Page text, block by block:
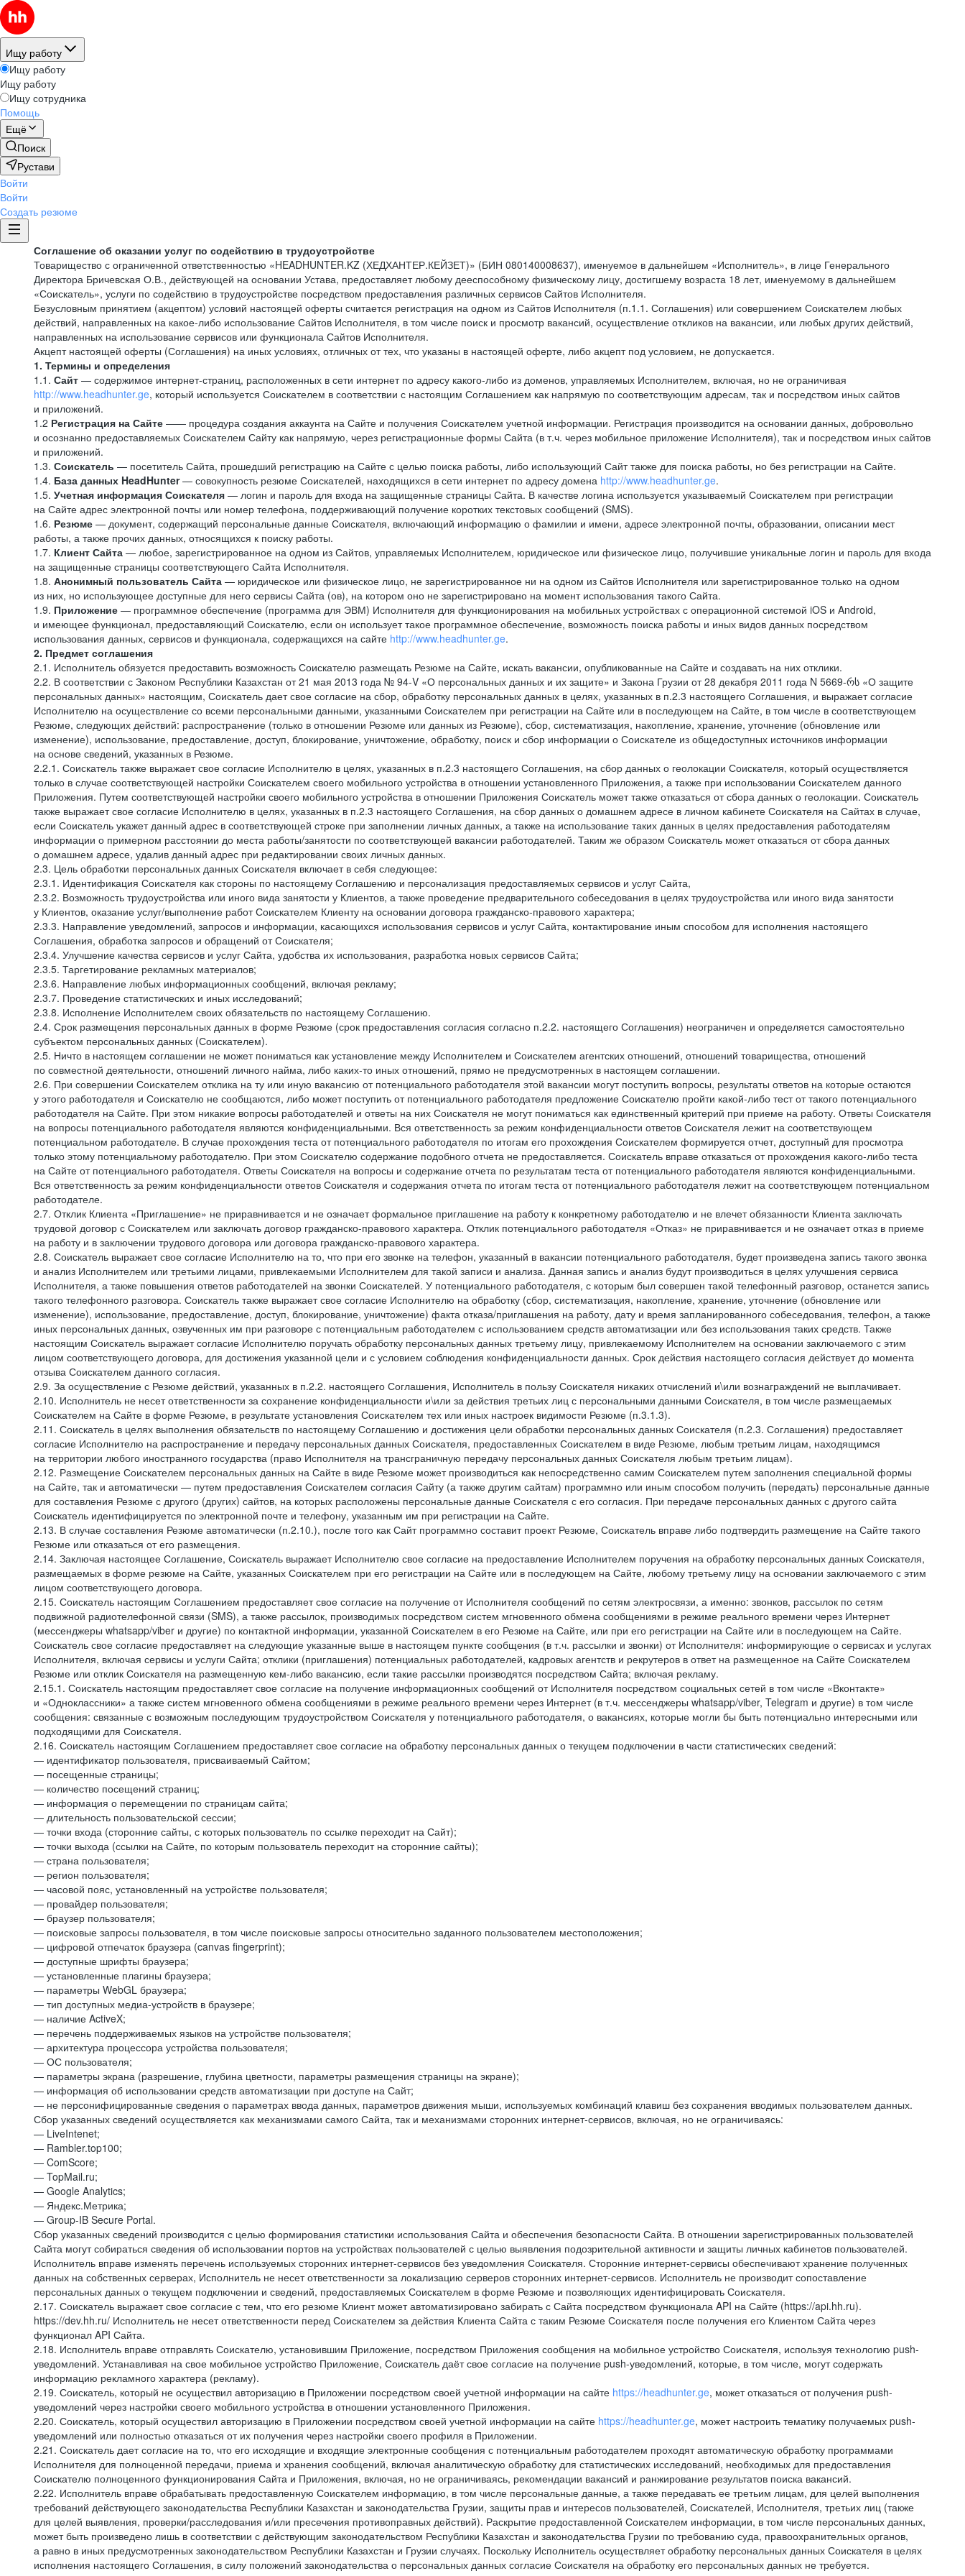
Ищу работу
Ищу работу
Ищу работу
Ищу сотрудника
Помощь
Ещё
Поиск
Рустави
Войти
Войти
Создать резюме
Соглашение об оказании услуг по содействию в трудоустройстве
Товарищество с ограниченной ответственностью «HEADHUNTER.KZ (ХЕДХАНТЕР.КЕЙЗЕТ)» (БИН 080140008637), именуемое в дальнейшем «Исполнитель», в лице Генерального
Директора Бричевская О.В., действующей на основании Устава, предоставляет любому дееспособному физическому лицу, достигшему возраста 18 лет, именуемому в дальнейшем
«Соискатель», услуги по содействию в трудоустройстве посредством предоставления различных сервисов Сайтов Исполнителя.
Безусловным принятием (акцептом) условий настоящей оферты считается регистрация на одном из Сайтов Исполнителя (п.1.1. Соглашения) или совершением Соискателем любых
действий, направленных на какое-либо использование Сайтов Исполнителя, в том числе поиск и просмотр вакансий, осуществление откликов на вакансии, или любых других действий,
направленных на использование сервисов или функционала Сайтов Исполнителя.
Акцепт настоящей оферты (Соглашения) на иных условиях, отличных от тех, что указаны в настоящей оферте, либо акцепт под условием, не допускается.
1. Термины и определения
1.1. Сайт — содержимое интернет-страниц, расположенных в сети интернет по адресу какого-либо из доменов, управляемых Исполнителем, включая, но не ограничивая
http://www.headhunter.ge, который используется Соискателем в соответствии с настоящим Соглашением как напрямую по соответствующим адресам, так и посредством иных сайтов
и приложений.
1.2 Регистрация на Сайте —— процедура создания аккаунта на Сайте и получения Соискателем учетной информации. Регистрация производится на основании данных, добровольно
и осознанно предоставляемых Соискателем Сайту как напрямую, через регистрационные формы Сайта (в т.ч. через мобильное приложение Исполнителя), так и посредством иных сайтов
и приложений.
1.3. Соискатель — посетитель Сайта, прошедший регистрацию на Сайте с целью поиска работы, либо использующий Сайт также для поиска работы, но без регистрации на Сайте.
1.4. База данных HeadHunter— совокупность резюме Соискателей, находящихся в сети интернет по адресу домена http://www.headhunter.ge.
1.5. Учетная информация Соискателя — логин и пароль для входа на защищенные страницы Сайта. В качестве логина используется указываемый Соискателем при регистрации
на Сайте адрес электронной почты или номер телефона, поддерживающий получение коротких текстовых сообщений (SMS).
1.6. Резюме — документ, содержащий персональные данные Соискателя, включающий информацию о фамилии и имени, адресе электронной почты, образовании, описании мест
работы, а также прочих данных, относящихся к поиску работы.
1.7. Клиент Сайта — любое, зарегистрированное на одном из Сайтов, управляемых Исполнителем, юридическое или физическое лицо, получившие уникальные логин и пароль для входа
на защищенные страницы соответствующего Сайта Исполнителя.
1.8. Анонимный пользователь Сайта — юридическое или физическое лицо, не зарегистрированное ни на одном из Сайтов Исполнителя или зарегистрированное только на одном
из них, но использующее доступные для него сервисы Сайта (ов), на котором оно не зарегистрировано на момент использования такого Сайта.
1.9. Приложение — программное обеспечение (программа для ЭВМ) Исполнителя для функционирования на мобильных устройствах с операционной системой iOS и Android,
и имеющее функционал, предоставляющий Соискателю, если он использует такое программное обеспечение, возможность поиска работы и иных видов данных посредством
использования данных, сервисов и функционала, содержащихся на сайте http://www.headhunter.ge.
2. Предмет соглашения
2.1. Исполнитель обязуется предоставить возможность Соискателю размещать Резюме на Сайте, искать вакансии, опубликованные на Сайте и создавать на них отклики.
2.2. В соответствии с Законом Республики Казахстан от 21 мая 2013 года № 94-V «О персональных данных и их защите» и Закона Грузии от 28 декабря 2011 года N 5669-რს «О защите
персональных данных» настоящим, Соискатель дает свое согласие на сбор, обработку персональных данных в целях, указанных в п.2.3 настоящего Соглашения, и выражает согласие
Исполнителю на осуществление со всеми персональными данными, указанными Соискателем при регистрации на Сайте или в последующем на Сайте, в том числе в соответствующем
Резюме, следующих действий: распространение (только в отношении Резюме или данных из Резюме), сбор, систематизация, накопление, хранение, уточнение (обновление или
изменение), использование, предоставление, доступ, блокирование, уничтожение, обработку, поиск и сбор информации о Соискателе из общедоступных источников информации
на основе сведений, указанных в Резюме.
2.2.1. Соискатель также выражает свое согласие Исполнителю в целях, указанных в п.2.3 настоящего Соглашения, на сбор данных о геолокации Соискателя, который осуществляется
только в случае соответствующей настройки Соискателем своего мобильного устройства в отношении установленного Приложения, а также при использовании Соискателем данного
Приложения. Путем соответствующей настройки своего мобильного устройства в отношении Приложения Соискатель может также отказаться от сбора данных о геолокации. Соискатель
также выражает свое согласие Исполнителю в целях, указанных в п.2.3 настоящего Соглашения, на сбор данных о домашнем адресе в личном кабинете Соискателя на Сайтах в случае,
если Соискатель укажет данный адрес в соответствующей строке при заполнении личных данных, а также на использование таких данных в целях предоставления работодателям
информации о примерном расстоянии до места работы/занятости по соответствующей вакансии работодателей. Таким же образом Соискатель может отказаться от сбора данных
о домашнем адресе, удалив данный адрес при редактировании своих личных данных.
2.3. Цель обработки персональных данных Соискателя включает в себя следующее:
2.3.1. Идентификация Соискателя как стороны по настоящему Соглашению и персонализация предоставляемых сервисов и услуг Сайта,
2.3.2. Возможность трудоустройства или иного вида занятости у Клиентов, а также проведение предварительного собеседования в целях трудоустройства или иного вида занятости
у Клиентов, оказание услуг/выполнение работ Соискателем Клиенту на основании договора гражданско-правового характера;
2.3.3. Направление уведомлений, запросов и информации, касающихся использования сервисов и услуг Сайта, контактирование иным способом для исполнения настоящего
Соглашения, обработка запросов и обращений от Соискателя;
2.3.4. Улучшение качества сервисов и услуг Сайта, удобства их использования, разработка новых сервисов Сайта;
2.3.5. Таргетирование рекламных материалов;
2.3.6. Направление любых информационных сообщений, включая рекламу;
2.3.7. Проведение статистических и иных исследований;
2.3.8. Исполнение Исполнителем своих обязательств по настоящему Соглашению.
2.4. Срок размещения персональных данных в форме Резюме (срок предоставления согласия согласно п.2.2. настоящего Соглашения) неограничен и определяется самостоятельно
субъектом персональных данных (Соискателем).
2.5. Ничто в настоящем соглашении не может пониматься как установление между Исполнителем и Соискателем агентских отношений, отношений товарищества, отношений
по совместной деятельности, отношений личного найма, либо каких-то иных отношений, прямо не предусмотренных в настоящем соглашении.
2.6. При совершении Соискателем отклика на ту или иную вакансию от потенциального работодателя этой вакансии могут поступить вопросы, результаты ответов на которые остаются
у этого работодателя и Соискателю не сообщаются, либо может поступить от потенциального работодателя предложение Соискателю пройти какой-либо тест от такого потенциального
работодателя на Сайте. При этом никакие вопросы работодателей и ответы на них Соискателя не могут пониматься как единственный критерий при приеме на работу. Ответы Соискателя
на вопросы потенциального работодателя являются конфиденциальными. Вся ответственность за режим конфиденциальности ответов Соискателя лежит на соответствующем
потенциальном работодателе. В случае прохождения теста от потенциального работодателя по итогам его прохождения Соискателем формируется отчет, доступный для просмотра
только этому потенциальному работодателю. При этом Соискателю содержание подобного отчета не предоставляется. Соискатель вправе отказаться от прохождения какого-либо теста
на Сайте от потенциального работодателя. Ответы Соискателя на вопросы и содержание отчета по результатам теста от потенциального работодателя являются конфиденциальными.
Вся ответственность за режим конфиденциальности ответов Соискателя и содержания отчета по итогам теста от потенциального работодателя лежит на соответствующем потенциальном
работодателе.
2.7. Отклик Клиента «Приглашение» не приравнивается и не означает формальное приглашение на работу к конкретному работодателю и не влечет обязанности Клиента заключать
трудовой договор с Соискателем или заключать договор гражданско-правового характера. Отклик потенциального работодателя «Отказ» не приравнивается и не означает отказ в приеме
на работу и в заключении трудового договора или договора гражданско-правового характера.
2.8. Соискатель выражает свое согласие Исполнителю на то, что при его звонке на телефон, указанный в вакансии потенциального работодателя, будет произведена запись такого звонка
и анализ Исполнителем или третьими лицами, привлекаемыми Исполнителем для такой записи и анализа. Данная запись и анализ будут производиться в целях улучшения сервиса
Исполнителя, а также повышения ответов работодателей на звонки Соискателей. У потенциального работодателя, с которым был совершен такой телефонный разговор, останется запись
такого телефонного разговора. Соискатель также выражает свое согласие Исполнителю на обработку (сбор, систематизация, накопление, хранение, уточнение (обновление или
изменение), использование, предоставление, доступ, блокирование, уничтожение) факта отказа/приглашения на работу, дату и время запланированного собеседования, телефон, а также
иных персональных данных, озвученных им при разговоре с потенциальным работодателем с использованием средств автоматизации или без использования таких средств. Также
настоящим Соискатель выражает согласие Исполнителю поручать обработку персональных данных третьему лицу, привлекаемому Исполнителем на основании заключаемого с этим
лицом соответствующего договора, для достижения указанной цели и с условием соблюдения конфиденциальности данных. Срок действия настоящего согласия действует до момента
отзыва Соискателем данного согласия.
2.9. За осуществление с Резюме действий, указанных в п.2.2. настоящего Соглашения, Исполнитель в пользу Соискателя никаких отчислений и\или вознаграждений не выплачивает.
2.10. Исполнитель не несет ответственности за сохранение конфиденциальности и\или за действия третьих лиц с персональными данными Соискателя, в том числе размещаемых
Соискателем на Сайте в форме Резюме, в результате установления Соискателем тех или иных настроек видимости Резюме (п.3.1.3).
2.11. Соискатель в целях выполнения обязательств по настоящему Соглашению и достижения цели обработки персональных данных Соискателя (п.2.3. Соглашения) предоставляет
согласие Исполнителю на распространение и передачу персональных данных Соискателя, предоставленных Соискателем в виде Резюме, любым третьим лицам, находящимся
на территории любого иностранного государства (право Исполнителя на трансграничную передачу персональных данных Соискателя любым третьим лицам).
2.12. Размещение Соискателем персональных данных на Сайте в виде Резюме может производиться как непосредственно самим Соискателем путем заполнения специальной формы
на Сайте, так и автоматически — путем предоставления Соискателем согласия Сайту (а также другим сайтам) программно или иным способом получить (передать) персональные данные
для составления Резюме с другого (других) сайтов, на которых расположены персональные данные Соискателя с его согласия. При передаче персональных данных с другого сайта
Соискатель идентифицируется по электронной почте и телефону, указанным им при регистрации на Сайте.
2.13. В случае составления Резюме автоматически (п.2.10.), после того как Сайт программно составит проект Резюме, Соискатель вправе либо подтвердить размещение на Сайте такого
Резюме или отказаться от его размещения.
2.14. Заключая настоящее Соглашение, Соискатель выражает Исполнителю свое согласие на предоставление Исполнителем поручения на обработку персональных данных Соискателя,
размещаемых в форме резюме на Сайте, указанных Соискателем при его регистрации на Сайте или в последующем на Сайте, любому третьему лицу на основании заключаемого с этим
лицом соответствующего договора.
2.15. Соискатель настоящим Соглашением предоставляет свое согласие на получение от Исполнителя сообщений по сетям электросвязи, а именно: звонков, рассылок по сетям
подвижной радиотелефонной связи (SMS), а также рассылок, производимых посредством систем мгновенного обмена сообщениями в режиме реального времени через Интернет
(мессенджеры whatsapp/viber и другие) по контактной информации, указанной Соискателем в его Резюме на Сайте, или при его регистрации на Сайте или в последующем на Сайте.
Соискатель свое согласие предоставляет на следующие указанные выше в настоящем пункте сообщения (в т.ч. рассылки и звонки) от Исполнителя: информирующие о сервисах и услугах
Исполнителя, включая сервисы и услуги Сайта; отклики (приглашения) потенциальных работодателей, кадровых агентств и рекрутеров в ответ на размещенное на Сайте Соискателем
Резюме или отклик Соискателя на размещенную кем-либо вакансию, если такие рассылки производятся посредством Сайта; включая рекламу.
2.15.1. Соискатель настоящим предоставляет свое согласие на получение информационных сообщений от Исполнителя посредством социальных сетей в том числе «Вконтакте»
и «Одноклассники» а также систем мгновенного обмена сообщениями в режиме реального времени через Интернет (в т.ч. мессенджеры whatsapp/viber, Telegram и другие) в том числе
сообщения: связанные с возможным последующим трудоустройством Соискателя у потенциального работодателя, о вакансиях, которые могли бы быть потенциально интересными или
подходящими для Соискателя.
2.16. Соискатель настоящим Соглашением предоставляет свое согласие на обработку персональных данных о текущем подключении в части статистических сведений:
— идентификатор пользователя, присваиваемый Сайтом;
— посещенные страницы;
— количество посещений страниц;
— информация о перемещении по страницам сайта;
— длительность пользовательской сессии;
— точки входа (сторонние сайты, с которых пользователь по ссылке переходит на Сайт);
— точки выхода (ссылки на Сайте, по которым пользователь переходит на сторонние сайты);
— страна пользователя;
— регион пользователя;
— часовой пояс, установленный на устройстве пользователя;
— провайдер пользователя;
— браузер пользователя;
— поисковые запросы пользователя, в том числе поисковые запросы относительно заданного пользователем местоположения;
— цифровой отпечаток браузера (canvas fingerprint);
— доступные шрифты браузера;
— установленные плагины браузера;
— параметры WebGL браузера;
— тип доступных медиа-устройств в браузере;
— наличие ActiveX;
— перечень поддерживаемых языков на устройстве пользователя;
— архитектура процессора устройства пользователя;
— ОС пользователя;
— параметры экрана (разрешение, глубина цветности, параметры размещения страницы на экране);
— информация об использовании средств автоматизации при доступе на Сайт;
— не персонифицированные сведения о параметрах ввода данных, параметров движения мыши, используемых комбинаций клавиш без сохранения вводимых пользователем данных.
Сбор указанных сведений осуществляется как механизмами самого Сайта, так и механизмами сторонних интернет-сервисов, включая, но не ограничиваясь:
— LiveIntenet;
— Rambler.top100;
— ComScore;
— TopMail.ru;
— Google Analytics;
— Яндекс.Метрика;
— Group-IB Secure Portal.
Сбор указанных сведений производится с целью формирования статистики использования Сайта и обеспечения безопасности Сайта. В отношении зарегистрированных пользователей
Сайта могут собираться сведения об использовании портов на устройствах пользователей с целью выявления подозрительной активности и защиты личных кабинетов пользователей.
Исполнитель вправе изменять перечень используемых сторонних интернет-сервисов без уведомления Соискателя. Сторонние интернет-сервисы обеспечивают хранение полученных
данных на собственных серверах, Исполнитель не несет ответственности за локализацию серверов сторонних интернет-сервисов. Исполнитель не производит сопоставление
персональных данных о текущем подключении и сведений, предоставляемых Соискателем в форме Резюме и позволяющих идентифицировать Соискателя.
2.17. Соискатель выражает свое согласие с тем, что его резюме Клиент может автоматизировано забирать с Сайта посредством функционала API на Сайте (https://api.hh.ru).
https://dev.hh.ru/ Исполнитель не несет ответственности перед Соискателем за действия Клиента Сайта с таким Резюме Соискателя после получения его Клиентом Сайта через
функционал API Сайта.
2.18. Исполнитель вправе отправлять Соискателю, установившим Приложение, посредством Приложения сообщения на мобильное устройство Соискателя, используя технологию push-
уведомлений. Устанавливая на свое мобильное устройство Приложение, Соискатель даёт свое согласие на получение push-уведомлений, которые, в том числе, могут содержать
информацию рекламного характера (рекламу).
2.19. Соискатель, который не осуществил авторизацию в Приложении посредством своей учетной информации на сайте https://headhunter.ge, может отказаться от получения push-
уведомлений через настройки своего мобильного устройства в отношении установленного Приложения.
2.20. Соискатель, который осуществил авторизацию в Приложении посредством своей учетной информации на сайте https://headhunter.ge, может настроить тематику получаемых push-
уведомлений или полностью отказаться от их получения через настройки своего профиля в Приложении.
2.21. Соискатель дает согласие на то, что его исходящие и входящие электронные сообщения с потенциальным работодателем проходят автоматическую обработку программами
Исполнителя для полноценной передачи, приема и хранения сообщений, включая аналитическую обработку для статистических исследований, необходимых для предоставления
Соискателю полноценного функционирования Сайта и Приложения, включая, но не ограничиваясь, рекомендации вакансий и ранжирование результатов поиска вакансий.
2.22. Исполнитель вправе обрабатывать предоставленную Соискателем информацию, в том числе персональные данные, а также передавать ее третьим лицам, для целей выполнения
требований действующего законодательства Республики Казахстан и законодательства Грузии, защиты прав и интересов пользователей, Соискателей, Исполнителя, третьих лиц (также
для целей выявления, проверки/расследования и/или пресечения противоправных действий). Раскрытие предоставленной Соискателем информации, в том числе персональных данных,
может быть произведено лишь в соответствии с действующим законодательством Республики Казахстан и законодательства Грузии по требованию суда, правоохранительных органов,
а равно в иных предусмотренных законодательством Республики Казахстан и Грузии случаях. Поскольку Исполнитель осуществляет обработку персональных данных Соискателя в целях
исполнения настоящего Соглашения, в силу положений законодательства о персональных данных согласие Соискателя на обработку его персональных данных не требуется.